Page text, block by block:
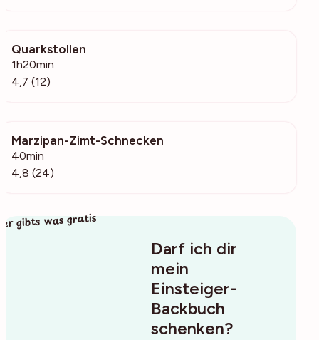
Quarkstollen
1h20min
4,7 (12)
Marzipan-Zimt-Schnecken
40min
4,8 (24)
Darf ich dir
mein
Einsteiger-
Backbuch
schenken?
gibts was gratis